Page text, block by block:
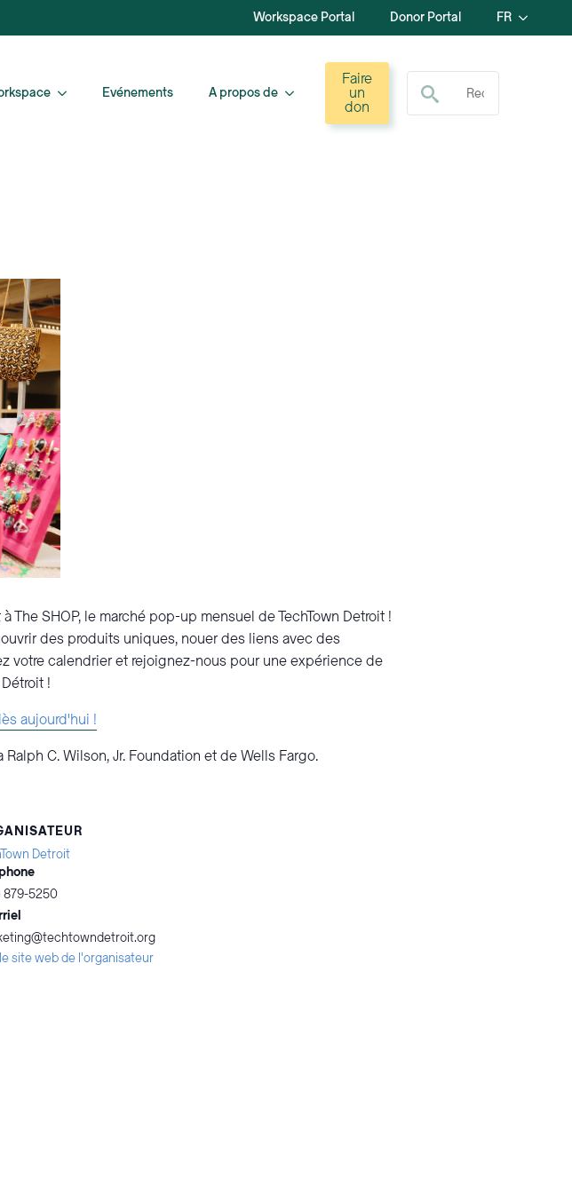
Workspace Portal Donor Portal FR
Evénements A propos de
Faire
un
don
Recherche de :
SHOP, le marché pop-up mensuel de TechTown Detroit !
des produits uniques, nouer des liens avec des
votre calendrier et rejoignez-nous pour une expérience de
!
aujourd'hui !
C. Wilson, Jr. Foundation et de Wells Fargo.
Detroit
879-5250
site web de l'organisateur